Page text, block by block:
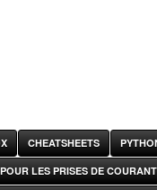
CHEATSHEETS
LES PRISES DE COURANT